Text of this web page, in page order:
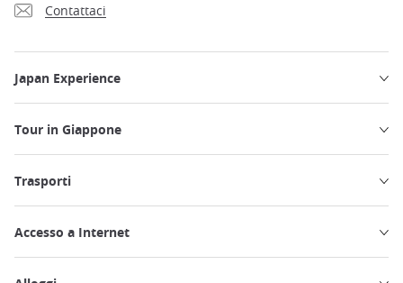
Contattaci
Japan Experience
Tour in Giappone
Trasporti
Accesso a Internet